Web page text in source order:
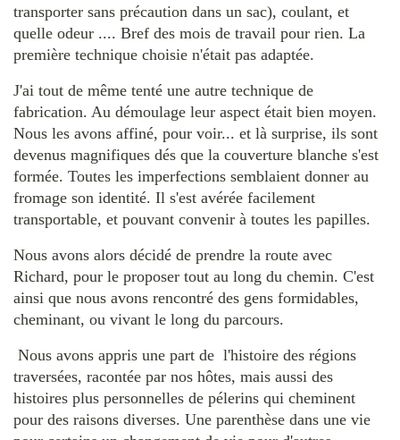
transporter sans précaution dans un sac), coulant, et
quelle odeur .... Bref des mois de travail pour rien. La
première technique choisie n'était pas adaptée.
J'ai tout de même tenté une autre technique de
fabrication. Au démoulage leur aspect était bien moyen.
Nous les avons affiné, pour voir... et là surprise, ils sont
devenus magnifiques dés que la couverture blanche s'est
formée. Toutes les imperfections semblaient donner au
fromage son identité. Il s'est avérée facilement
transportable, et pouvant convenir à toutes les papilles.
Nous avons alors décidé de prendre la route avec
Richard, pour le proposer tout au long du chemin. C'est
ainsi que nous avons rencontré des gens formidables,
cheminant, ou vivant le long du parcours.
Nous avons appris une part de l'histoire des régions
traversées, racontée par nos hôtes, mais aussi des
histoires plus personnelles de pélerins qui cheminent
pour des raisons diverses. Une parenthèse dans une vie